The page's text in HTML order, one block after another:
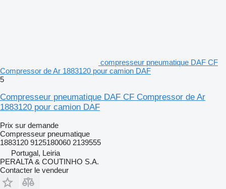
compresseur pneumatique DAF CF
Compressor de Ar 1883120 pour camion DAF
5
Compresseur pneumatique DAF CF Compressor de Ar
1883120 pour camion DAF
Prix sur demande
Compresseur pneumatique
1883120 9125180060 2139555
Portugal, Leiria
PERALTA & COUTINHO S.A.
Contacter le vendeur